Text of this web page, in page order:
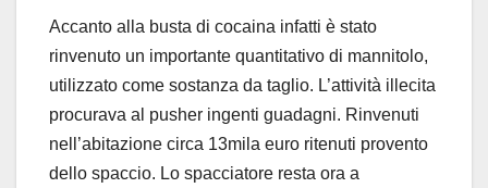
Accanto alla busta di cocaina infatti è stato
rinvenuto un importante quantitativo di mannitolo,
utilizzato come sostanza da taglio. L’attività illecita
procurava al pusher ingenti guadagni. Rinvenuti
nell’abitazione circa 13mila euro ritenuti provento
dello spaccio. Lo spacciatore resta ora a